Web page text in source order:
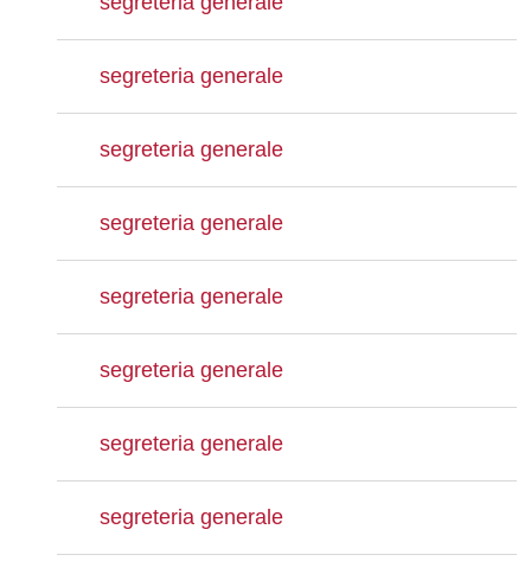
segreteria generale
segreteria generale
segreteria generale
segreteria generale
segreteria generale
segreteria generale
segreteria generale